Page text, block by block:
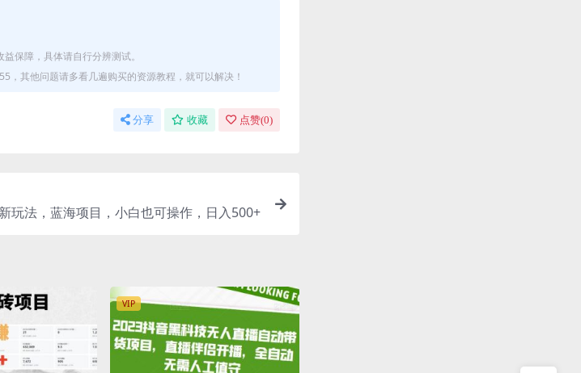
保障，具体请自行分辨测试。
其他问题请多看几遍购买的资源教程，就可以解决！
分享 收藏 点赞(0)
玩法，蓝海项目，小白也可操作，日入500+
VIP